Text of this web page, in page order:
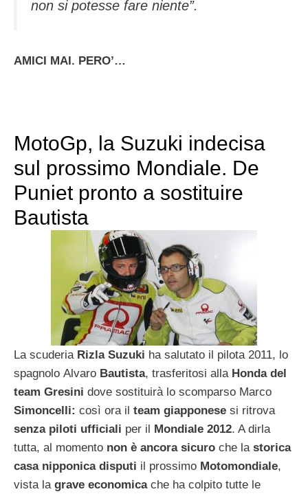
non si potesse fare niente”.
AMICI MAI. PERO’…
MotoGp, la Suzuki indecisa
sul prossimo Mondiale. De
Puniet pronto a sostituire
Bautista
La scuderia Rizla Suzuki ha salutato il pilota 2011, lo
spagnolo Alvaro Bautista, trasferitosi allaHonda del
team Gresini dove sostituirà lo scomparso Marco
Simoncelli: così ora il team giapponese si ritrova
senza piloti ufficiali per il Mondiale 2012. A dirla
tutta, al momento non è ancora sicuro che la storica
casa nipponica disputi il prossimo Motomondiale,
vista la grave economicache ha colpito tutte le